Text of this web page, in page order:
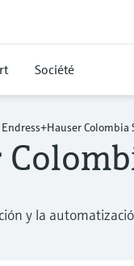
Société
Endress+Hauser Colombia
y la